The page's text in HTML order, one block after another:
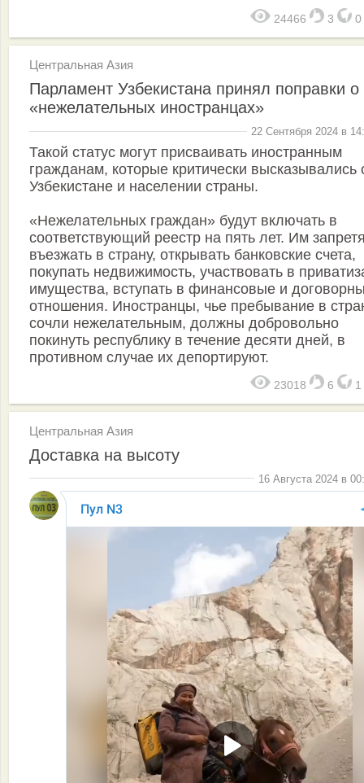
24466 3 0
Центральная Азия
Парламент Узбекистана принял поправки о
«нежелательных иностранцах»
22 Сентября 2024 в
Такой статус могут присваивать иностранным
гражданам, которые критически высказывались
Узбекистане и населении страны.
«Нежелательных граждан» будут включать в
соответствующий реестр на пять лет. Им
въезжать в страну, открывать банковские счета,
покупать недвижимость, участвовать в
имущества, вступать в финансовые и
отношения. Иностранцы, чье пребывание в
сочли нежелательным, должны добровольно
покинуть республику в течение десяти дней, в
противном случае их депортируют.
23018 6 1
Центральная Азия
Доставка на высоту
16 Августа 2024 в